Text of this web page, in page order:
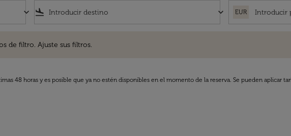
keyboard_arrow_down flight_land keyboard_arrow_down EUR
de filtro. Ajuste sus filtros.
48 horas y es posible que ya no estén disponibles en el momento de la reserva. Se pueden aplicar